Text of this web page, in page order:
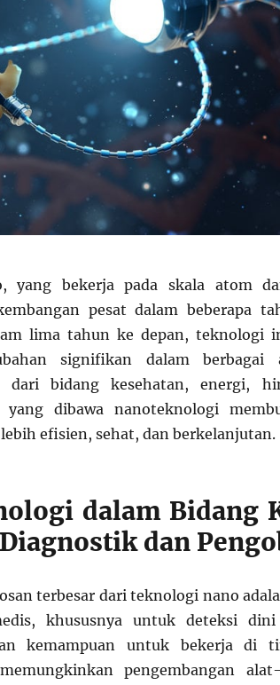
yang bekerja pada skala atom
pesat dalam beberapa
lima tahun ke depan, teknologi
signifikan dalam berbagai
dari bidang kesehatan, energi,
yang dibawa nanoteknologi
efisien, sehat, dan berkelanjutan.
dalam Bidang
dan
terbesar dari teknologi nano
khususnya untuk deteksi dini
kemampuan untuk bekerja di
pengembangan